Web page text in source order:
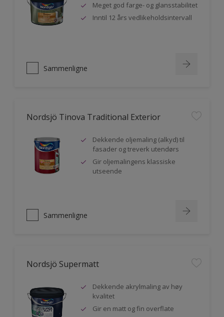
Meget god farge- og glansstabilitet
Inntil 12 års vedlikeholdsintervall
Sammenligne
Nordsjö Tinova Traditional Exterior
Dekkende oljemaling (alkyd) til
fasader og treverk utendørs
Gir oljemalingens klassiske
utseende
Sammenligne
Nordsjö Supermatt
Dekkende akrylmaling av høy
kvalitet
Gir en matt og fin overflate